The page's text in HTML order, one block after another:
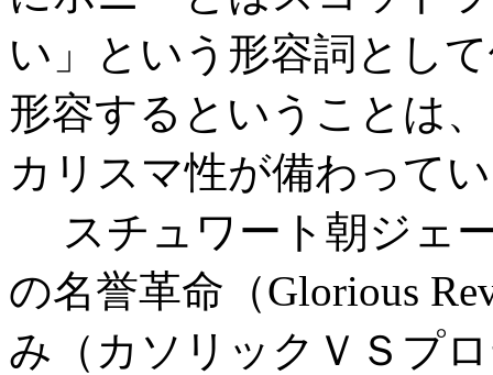
い」という形容詞とし
形容するということは
カリスマ性が備わって
スチュワート朝ジェー
の名誉革命（Glorious
み（カソリックＶＳプ